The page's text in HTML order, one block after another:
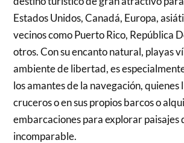
Estados Unidos, Canadá, Europa,
vecinos como Puerto Rico, República
otros. Con su encanto natural, playas
ambiente de libertad, es
los amantes de la navegación, quienes
cruceros o en sus propios barcos o
embarcaciones para explorar paisajes
incomparable.